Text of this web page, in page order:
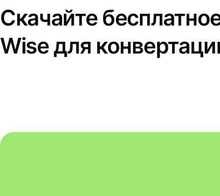
Скачайте
Wise для